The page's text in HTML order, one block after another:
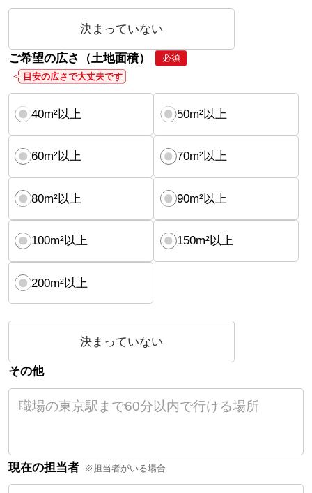
決まっていない
ご希望の広さ（土地面積）
必須
目安の広さで大丈夫です
40m²以上 50m²以上
60m²以上 70m²以上
80m²以上 90m²以上
100m²以上 150m²以上
200m²以上
決まっていない
その他
現在の担当者 ※担当者がいる場合